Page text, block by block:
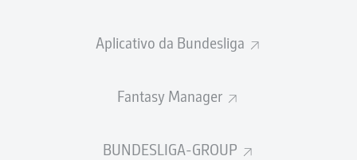
Aplicativo da Bundesliga
Fantasy Manager
BUNDESLIGA-GROUP